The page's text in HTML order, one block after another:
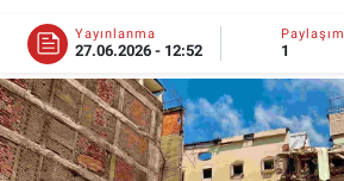
Yayınlanma
27.06.2026 - 12:52
Paylaşım
1
Eskişehir Hava Durumu
Eskişehir Tramvay Saatleri